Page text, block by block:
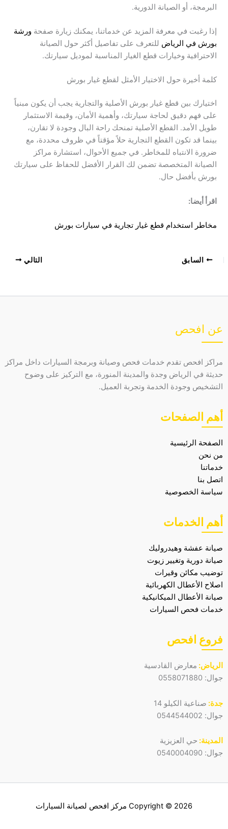
البرمجة، أو الصيانة الدورية.
إذا رغبت في معرفة المزيد عن خدماتنا، يمكنك زيارة صفحة ورشة
بورش في الرياض للتعرف على تفاصيل أكثر حول الصيانة
الاحترافية وخيارات قطع الغيار المناسبة لموديل سيارتك.
كلمة أخيرة حول الاختيار الأمثل لقطع غيار بورش
اختيارك بين قطع غيار بورش الأصلية والتجارية يجب أن يكون مبنياً
على فهم دقيق لحاجة سيارتك، وأهمية الأمان، وقيمة الاستثمار
طويل الأمد. القطع الأصلية تمنحك راحة البال وجودة لا تقارن،
بينما قد تكون القطع التجارية حلاً مؤقتاً في ظروف محددة، مع
ضرورة الانتباه للمخاطر. في جميع الأحوال، استشارة مراكز
الصيانة المتخصصة تضمن لك القرار الأفضل للحفاظ على سيارتك
بورش بأفضل حال.
اقرأ أيضا:
مخاطر استخدام قطع غيار تجارية في سيارات بورش
السابق التالي
عن افحص
مراكز افحص تقدم خدمات فحص وصيانة وبرمجة السيارات داخل مراكز
حديثة في الرياض وجدة والمدينة المنورة، مع التركيز على وضوح
التشخيص وجودة الخدمة وتجربة العميل.
أهم الصفحات
الصفحة الرئيسية
من نحن
خدماتنا
اتصل بنا
سياسة الخصوصية
أهم الخدمات
صيانة عفشة وهيدروليك
صيانة دورية وتغيير زيوت
توضيب مكائن وقيرات
اصلاح الأعطال الكهربائية
صيانة الأعطال الميكانيكية
خدمات فحص السيارات
فروع افحص
الرياض: معارض القادسية
جوال: 0558071880
جدة: صناعية الكيلو 14
جوال: 0544544002
المدينة: حي العزيزية
جوال: 0540004090
Copyright © 2026 مركز افحص لصيانة السيارات